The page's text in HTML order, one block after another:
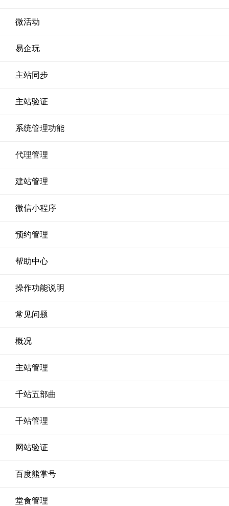
微活动
易企玩
主站同步
主站验证
系统管理功能
代理管理
建站管理
微信小程序
预约管理
帮助中心
操作功能说明
常见问题
概况
主站管理
千站五部曲
千站管理
网站验证
百度熊掌号
堂食管理